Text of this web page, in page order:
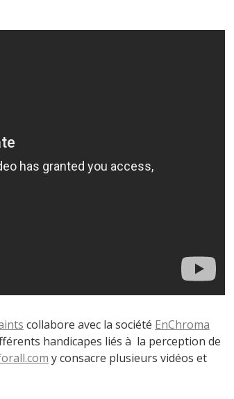
collabore avec la société EnChroma
handicapes liés à la perception de
y consacre plusieurs vidéos et